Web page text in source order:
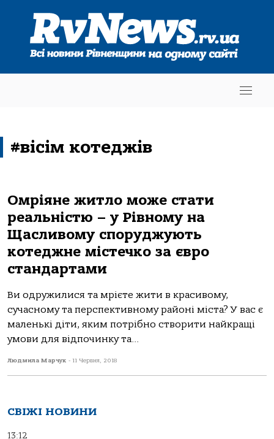
#вісім котеджів
Омріяне житло може стати
реальністю – у Рівному на
Щасливому споруджують
котеджне містечко за євро
стандартами
Ви одружилися та мрієте жити в красивому,
сучасному та перспективному районі міста? У вас є
маленькі діти, яким потрібно створити найкращі
умови для відпочинку та...
Людмила Марчук - 11 Червня, 2018
СВІЖІ НОВИНИ
13:12